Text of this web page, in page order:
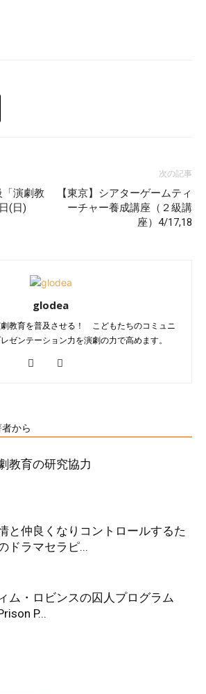
「演劇教
(日)
次の記事
【東京】シアターゲームティ
ーチャー養成講座（２級講
座）4/17,18
glodea
教育を普及させる！ こどもたちのコミュニ
ゼンテーション力を演劇の力で高めます。
から
教育の研究協力
と仲良くなりコントロールするた
ドラマセラピ...
ム・ロビンスの囚人プログラム
P...